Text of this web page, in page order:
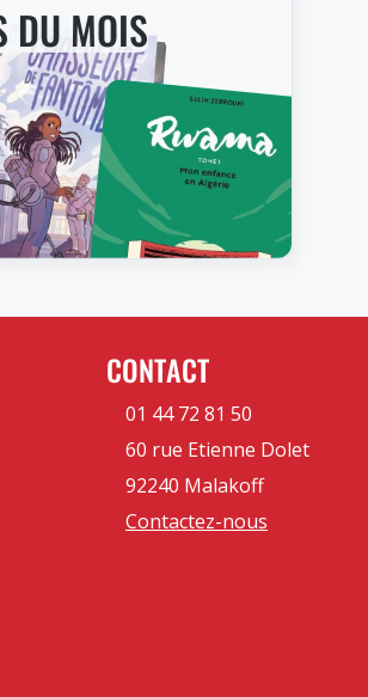
DU MOIS
CONTACT
01 44 72 81 50
60 rue Etienne Dolet
92240 Malakoff
Contactez-nous